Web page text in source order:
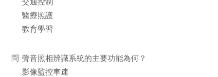
醫療照護
教育學習
問 聲音照相辨識系統的主要功能為何？
影像監控車速